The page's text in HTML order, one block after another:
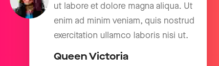
ut labore et dolore magna aliqua. Ut
enim ad minim veniam, quis nostrud
exercitation ullamco laboris nisi ut.
Queen Victoria